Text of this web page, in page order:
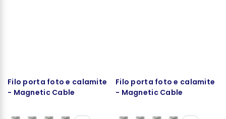
Filo porta foto e calamite
- Magnetic Cable
Filo porta foto e calamite
- Magnetic Cable